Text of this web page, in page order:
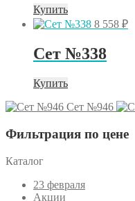
Купить
8 558 ₽
Сет №338
Купить
Сет №946
Фильтрация по цене
Каталог
23 февраля
Акции